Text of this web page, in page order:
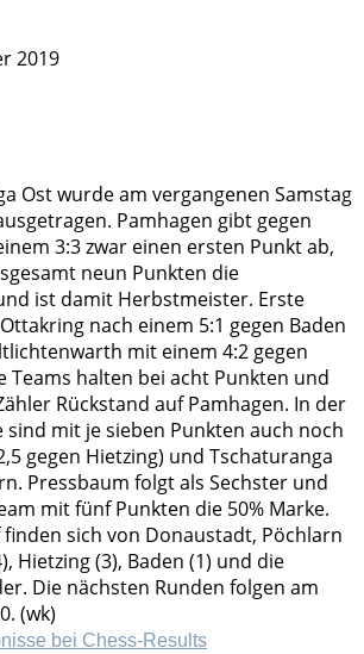
2019
Ost wurde am vergangenen Samstag
Pamhagen gibt gegen
3:3 zwar einen ersten Punkt ab,
neun Punkten die
ist damit Herbstmeister. Erste
nach einem 5:1 gegen Baden
mit einem 4:2 gegen
Teams halten bei acht Punkten und
Rückstand auf Pamhagen. In der
sind mit je sieben Punkten auch noch
gegen Hietzing) und Tschaturanga
Pressbaum folgt als Sechster und
mit fünf Punkten die 50% Marke.
sich von Donaustadt, Pöchlarn
Hietzing (3), Baden (1) und die
Die nächsten Runden folgen am
(wk)
bei Chess-Results